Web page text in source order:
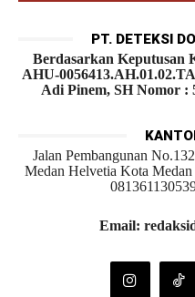
PT. DETEKSI
Berdasarkan Keputusan
AHU-
Adi Pinem, SH Nomor :
Jalan Pembangunan
Medan Helvetia Kota
Email: